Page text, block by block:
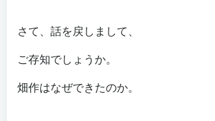
さて、話を戻しまして、
ご存知でしょうか。
畑作はなぜできたのか。